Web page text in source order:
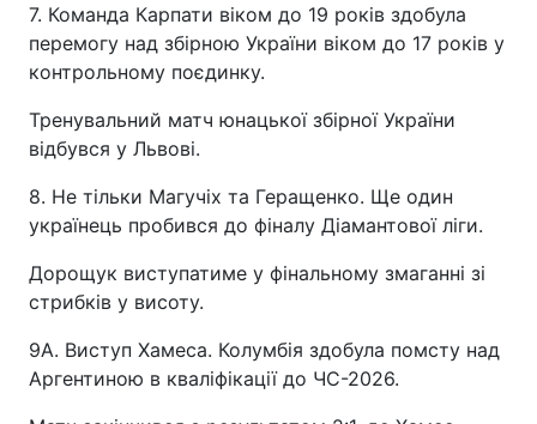
7. Команда Карпати віком до 19 років здобула
перемогу над збірною України віком до 17 років у
контрольному поєдинку.
Тренувальний матч юнацької збірної України
відбувся у Львові.
8. Не тільки Магучіх та Геращенко. Ще один
українець пробився до фіналу Діамантової ліги.
Дорощук виступатиме у фінальному змаганні зі
стрибків у висоту.
9А. Виступ Хамеса. Колумбія здобула помсту над
Аргентиною в кваліфікації до ЧС-2026.